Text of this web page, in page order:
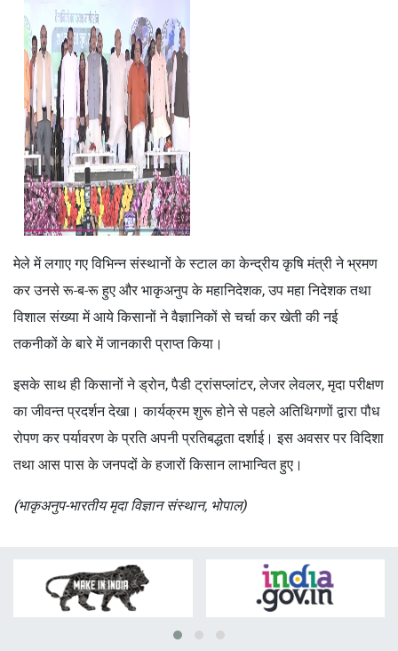
मेले में लगाए गए विभिन्न संस्थानों के स्टाल का केन्द्रीय कृषि मंत्री ने भ्रमण
कर उनसे रू-ब-रू हुए और भाकृअनुप के महानिदेशक, उप महा निदेशक तथा
विशाल संख्या में आये किसानों ने वैज्ञानिकों से चर्चा कर खेती की नई
तकनीकों के बारे में जानकारी प्राप्त किया।
इसके साथ ही किसानों ने ड्रोन, पैडी ट्रांसप्लांटर, लेजर लेवलर, मृदा परीक्षण
का जीवन्त प्रदर्शन देखा। कार्यक्रम शुरू होने से पहले अतिथिगणों द्वारा पौध
रोपण कर पर्यावरण के प्रति अपनी प्रतिबद्धता दर्शाई। इस अवसर पर विदिशा
तथा आस पास के जनपदों के हजारों किसान लाभान्वित हुए।
(भाकृअनुप-भारतीय मृदा विज्ञान संस्थान, भोपाल)